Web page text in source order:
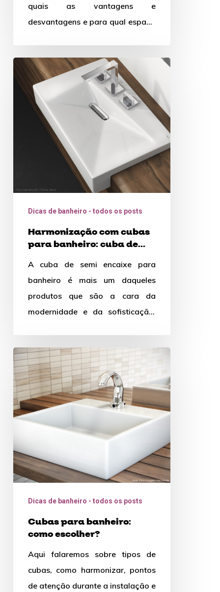
quais as vantagens e
desvantagens e para qual espaço
Harmonização
cubas
banheiro:
encaixe
Dicas de banheiro - todos os posts
Harmonização com cubas
para banheiro: cuba de
A cuba de semi encaixe para
banheiro é mais um daqueles
produtos que são a cara da
modernidade e da sofisticação.
Cubas
para
banheiro:
como
escolher?
Dicas de banheiro - todos os posts
Cubas para banheiro:
como escolher?
Aqui falaremos sobre tipos de
cubas, como harmonizar, pontos
de atenção durante a instalação e